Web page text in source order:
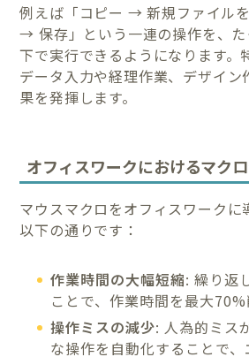
例えば「コピー → 新規ファイル
→ 保存」という一連の操作を、
下で実行できるようになります。
データ入力や経理作業、デザイン
果を発揮します。
オフィスワークにおけるマク
マウスマクロをオフィスワークに
以下の通りです：
作業時間の大幅短縮: 繰り返
ことで、作業時間を最大
操作ミスの減少: 人為的ミス
な操作を自動化することで